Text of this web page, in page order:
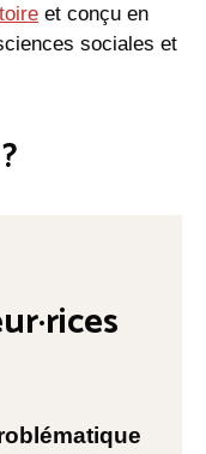
et conçu en
sociales et